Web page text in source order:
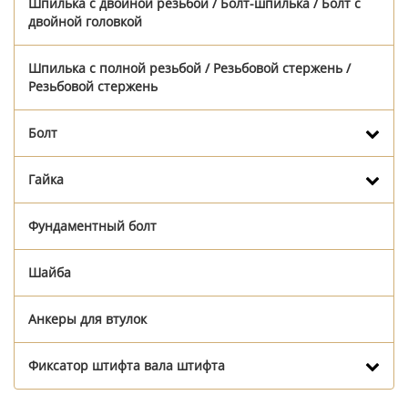
двойной головкой
Шпилька с полной резьбой / Резьбовой стержень /
Резьбовой стержень
Болт
Гайка
Фундаментный болт
Шайба
Анкеры для втулок
Фиксатор штифта вала штифта